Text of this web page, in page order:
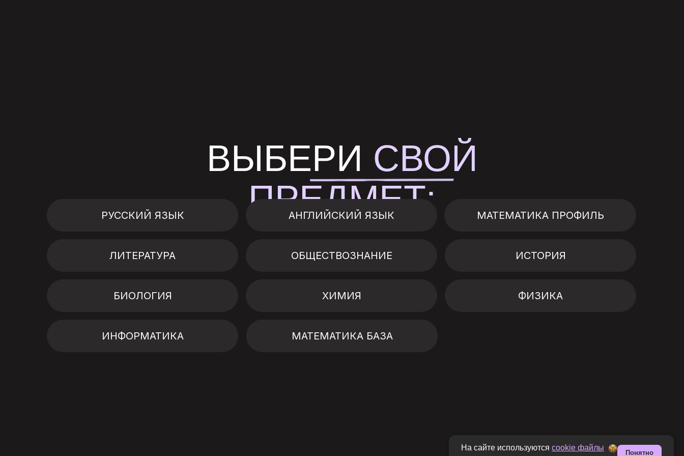
На сайте используются cookie файлы
Понятно
ВЫБЕРИ СВОЙ
ПРЕДМЕТ:
РУССКИЙ ЯЗЫК АНГЛИЙСКИЙ ЯЗЫК
БИОЛОГИЯ
ИНФОРМАТИКА
ОБЩЕСТВОЗНАНИЕ ИСТОРИЯ
ХИМИЯ ФИЗИКА
ЛИТЕРАТУРА
МАТЕМАТИКА ПРОФИЛЬ
МАТЕМАТИКА БАЗА